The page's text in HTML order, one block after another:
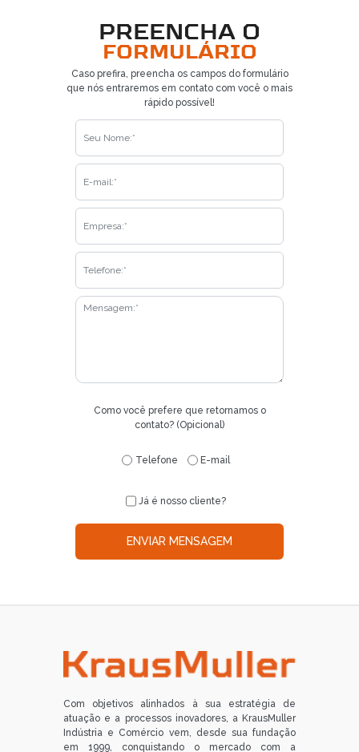
PREENCHA O
FORMULÁRIO
Caso prefira, preencha os campos do formulário
que nós entraremos em contato com você o mais
rápido possível!
Como você prefere que retornamos o
contato? (Opicional)
Telefone E-mail
Já é nosso cliente?
ENVIAR MENSAGEM
Com objetivos alinhados à sua estratégia de
atuação e a processos inovadores, a KrausMuller
Indústria e Comércio vem, desde sua fundação
em 1999, conquistando o mercado com a